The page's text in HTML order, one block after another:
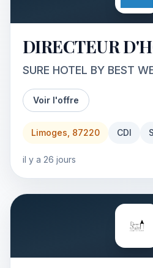
DIRECTEUR
SURE HOTEL BY BEST
Voir l'offre
Limoges, 87220 CDI
il y a 26 jours